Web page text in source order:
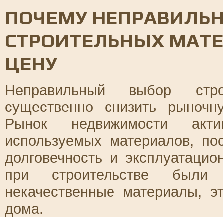
ПОЧЕМУ
СТРОИТЕЛЬНЫХ
ЦЕНУ
Неправильный выбор
существенно снизить
Рынок недвижимости
используемых материалов,
долговечность и
при строительстве
некачественные материалы,
дома.